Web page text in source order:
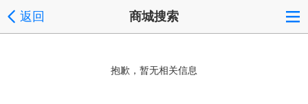
返回 商城搜索
抱歉，暂无相关信息